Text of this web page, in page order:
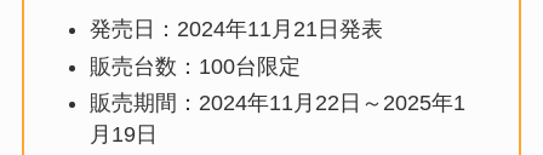
発売日：2024年11月21日発表
販売台数：100台限定
販売期間：2024年11月22日～2025年1
月19日